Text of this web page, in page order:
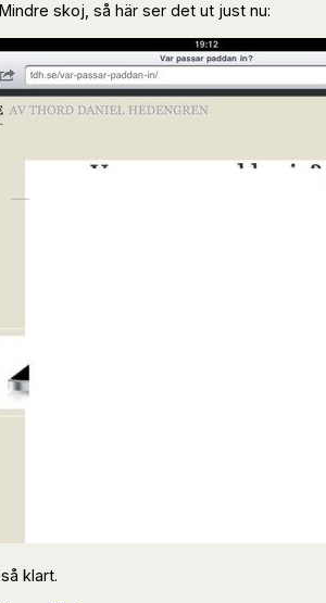
skoj, så här ser det ut just nu:
klart.